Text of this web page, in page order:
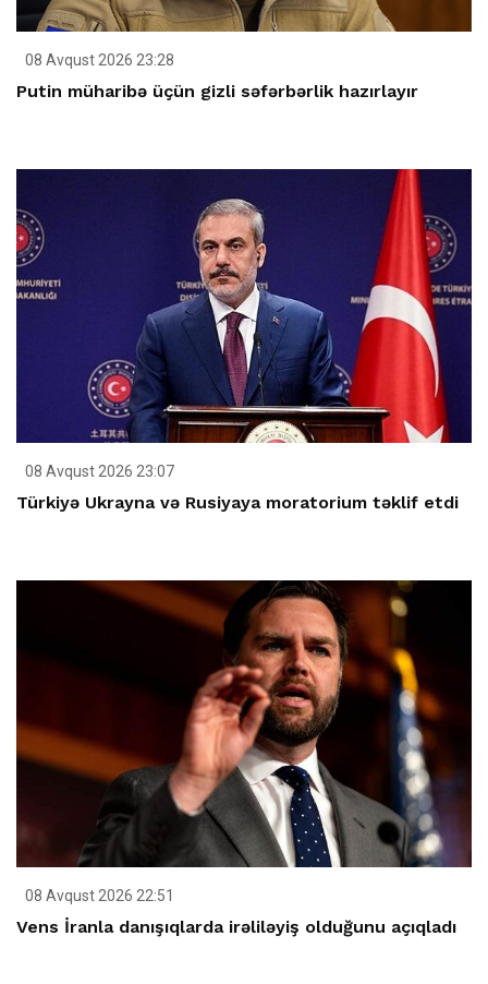
08 Avqust 2026 23:28
Putin müharibə üçün gizli səfərbərlik hazırlayır
08 Avqust 2026 23:07
Türkiyə Ukrayna və Rusiyaya moratorium təklif etdi
08 Avqust 2026 22:51
Vens İranla danışıqlarda irəliləyiş olduğunu açıqladı